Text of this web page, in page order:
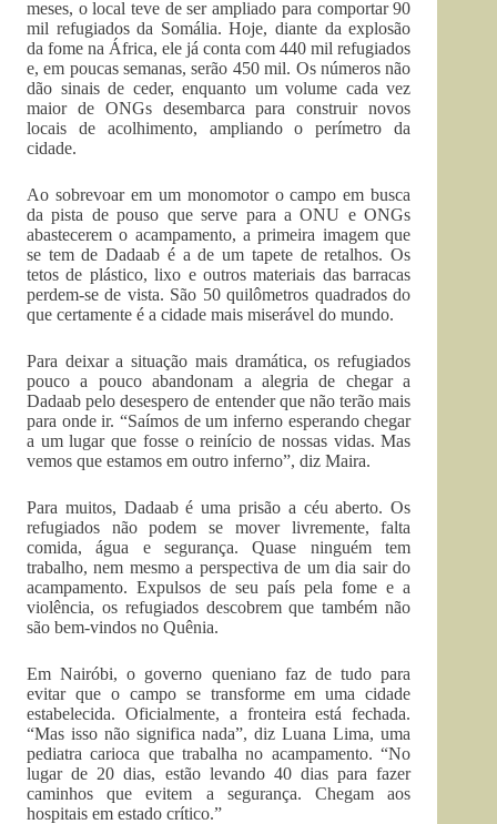
meses, o local teve de ser ampliado para comportar 90
mil refugiados da Somália. Hoje, diante da explosão
da fome na África, ele já conta com 440 mil refugiados
e, em poucas semanas, serão 450 mil. Os números não
dão sinais de ceder, enquanto um volume cada vez
maior de ONGs desembarca para construir novos
locais de acolhimento, ampliando o perímetro da
cidade.
Ao sobrevoar em um monomotor o campo em busca
da pista de pouso que serve para a ONU e ONGs
abastecerem o acampamento, a primeira imagem que
se tem de Dadaab é a de um tapete de retalhos. Os
tetos de plástico, lixo e outros materiais das barracas
perdem-se de vista. São 50 quilômetros quadrados do
que certamente é a cidade mais miserável do mundo.
Para deixar a situação mais dramática, os refugiados
pouco a pouco abandonam a alegria de chegar a
Dadaab pelo desespero de entender que não terão mais
para onde ir. “Saímos de um inferno esperando chegar
a um lugar que fosse o reinício de nossas vidas. Mas
vemos que estamos em outro inferno”, diz Maira.
Para muitos, Dadaab é uma prisão a céu aberto. Os
refugiados não podem se mover livremente, falta
comida, água e segurança. Quase ninguém tem
trabalho, nem mesmo a perspectiva de um dia sair do
acampamento. Expulsos de seu país pela fome e a
violência, os refugiados descobrem que também não
são bem-vindos no Quênia.
Em Nairóbi, o governo queniano faz de tudo para
evitar que o campo se transforme em uma cidade
estabelecida. Oficialmente, a fronteira está fechada.
“Mas isso não significa nada”, diz Luana Lima, uma
pediatra carioca que trabalha no acampamento. “No
lugar de 20 dias, estão levando 40 dias para fazer
caminhos que evitem a segurança. Chegam aos
hospitais em estado crítico.”